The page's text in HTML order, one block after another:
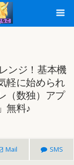
ンジ！基本機
軽に始められ
（数独）アプ
無料♪
Mail SMS